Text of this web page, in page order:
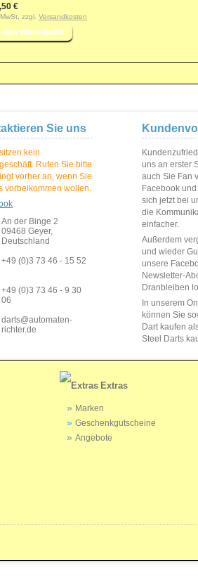
€
zzgl. Versandkosten
Sie uns
kein
Rufen Sie bitte
vorher an, wenn Sie
vorbeikommen wollen.
An der Binge 2
09468 Geyer,
Deutschland
+49 (0)3 73 46 - 15 52
+49 (0)3 73 46 - 9 30
06
darts@automaten-
richter.de
uns an erster
auch Sie Fan
Facebook
sich jetzt bei
die
einfacher.
Außerdem
und wieder
unsere
Newsletter-
Dranbleiben
In unserem
können Sie
Dart kaufen
Steel Darts
Extras
Marken
Geschenkgutscheine
Angebote